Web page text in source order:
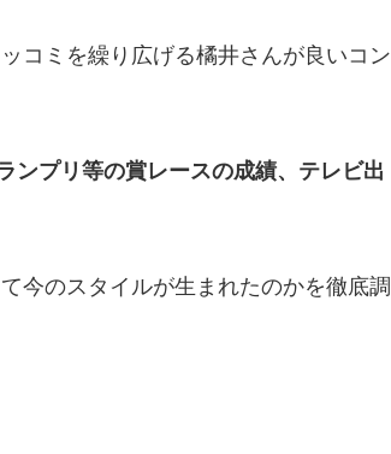
コミを繰り広げる橘井さんが良いコン
ンプリ等の賞レースの成績、テレビ出
今のスタイルが生まれたのかを徹底調